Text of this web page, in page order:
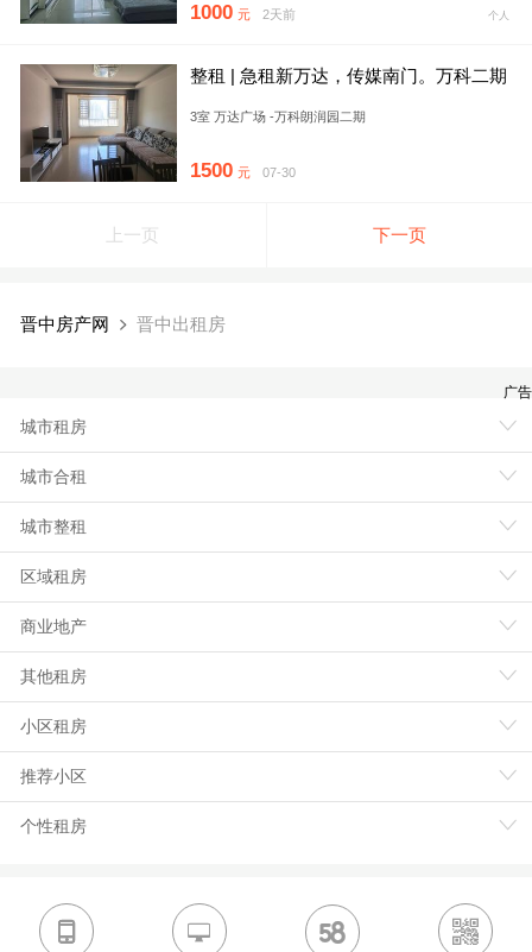
1000 元 2天前 个人
整租 | 急租新万达，传媒南门。万科二期
3室 万达广场 -万科朗润园二期
1500 元 07-30
上一页 下一页
晋中房产网 晋中出租房
广告
城市租房
城市合租
城市整租
区域租房
商业地产
其他租房
小区租房
推荐小区
个性租房